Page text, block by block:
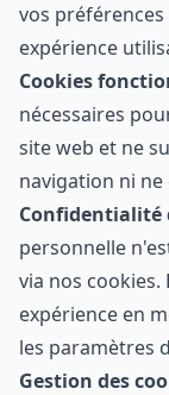
vos
expérience
Cookies
nécessaires
site web et ne
navigation ni
Confidentialité
personnelle
via nos
expérience en
les paramètres
Gestion des